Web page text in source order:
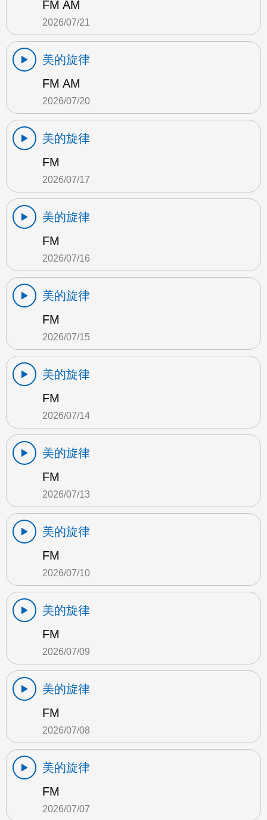
FM AM
2026/07/21
美的旋律
FM AM
2026/07/20
美的旋律
FM
2026/07/17
美的旋律
FM
2026/07/16
美的旋律
FM
2026/07/15
美的旋律
FM
2026/07/14
美的旋律
FM
2026/07/13
美的旋律
FM
2026/07/10
美的旋律
FM
2026/07/09
美的旋律
FM
2026/07/08
美的旋律
FM
2026/07/07